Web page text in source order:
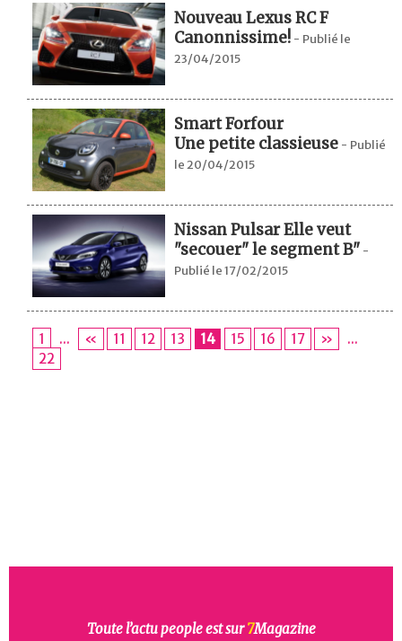
Nouveau Lexus RC F
Canonnissime! - Publié le
23/04/2015
Smart Forfour
Une petite classieuse - Publié
le 20/04/2015
Nissan Pulsar Elle veut
"secouer" le segment B" -
Publié le 17/02/2015
1 ... « 11 12 13 14 15 16 17 »
...
22
Toute l’actu people est sur7Magazine